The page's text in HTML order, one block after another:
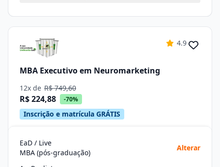
4.9
MBA Executivo em Neuromarketing
12x de R$ 749,60
R$ 224,88 -70%
Inscrição e matrícula GRÁTIS
EaD / Live
MBA (pós-graduação)
Alterar